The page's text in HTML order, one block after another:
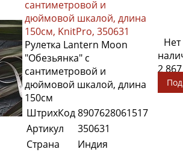
сантиметровой и
дюймовой шкалой, длина
150см, KnitPro, 350631
Рулетка Lantern Moon
"Обезьянка" с
сантиметровой и
дюймовой шкалой, длина
150см
ШтрихКод8907628061517
Артикул
350631
Страна
Индия
Нет
2